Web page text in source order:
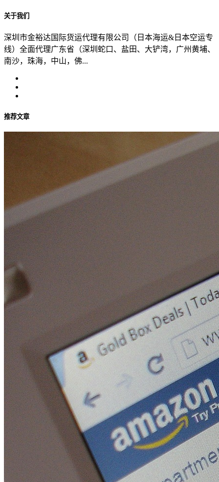
关于我们
深圳市金裕达国际货运代理有限公司（日本海运&日本空运专
线）全面代理广东省（深圳蛇口、盐田、大铲湾，广州黄埔、
南沙，珠海，中山，佛...
推荐文章